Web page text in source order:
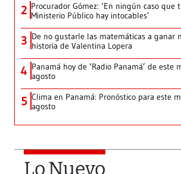
2 Procurador Gómez: ‘En ningún caso que
Ministerio Público hay intocables’
3 De no gustarle las matemáticas a ganar
historia de Valentina Lopera
4 Panamá hoy de ‘Radio Panamá’ de este
agosto
5 Clima en Panamá: Pronóstico para este
agosto
Lo Nuevo